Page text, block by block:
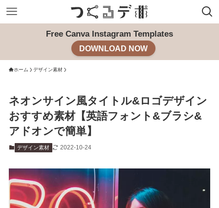
Free Canva Instagram Templates
DOWNLOAD NOW
ホーム デザイン素材
ネオンサイン風タイトル&ロゴデザイン
おすすめ素材【英語フォント&ブラシ&
アドオンで簡単】
デザイン素材 2022-10-24